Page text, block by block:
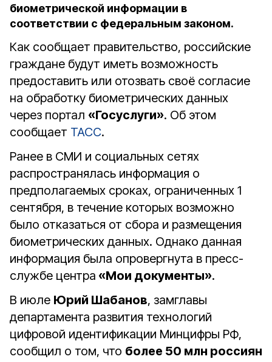
биометрической информации в
соответствии с федеральным законом.
Как сообщает правительство, российские
граждане будут иметь возможность
предоставить или отозвать своё согласие
на обработку биометрических данных
через портал «Госуслуги». Об этом
сообщает ТАСС.
Ранее в СМИ и социальных сетях
распространялась информация о
предполагаемых сроках, ограниченных 1
сентября, в течение которых возможно
было отказаться от сбора и размещения
биометрических данных. Однако данная
информация была опровергнута в пресс-
службе центра «Мои документы».
В июле Юрий Шабанов, замглавы
департамента развития технологий
цифровой идентификации Минцифры РФ,
сообщил о том, что более 50 млн россиян